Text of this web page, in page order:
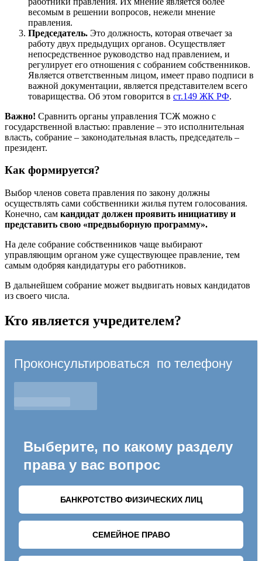
весомым в решении вопросов, нежели мнение
правления.
Председатель. Это должность, которая отвечает за
работу двух предыдущих органов. Осуществляет
непосредственное руководство над правлением, и
регулирует его отношения с собранием собственников.
Является ответственным лицом, имеет право подписи в
важной документации, является представителем всего
товарищества. Об этом говорится в ст.149 ЖК РФ.
Важно! Сравнить органы управления ТСЖ можно с
государственной властью: правление – это исполнительная
власть, собрание – законодательная власть, председатель –
президент.
Как формируется?
Выбор членов совета правления по закону должны
осуществлять сами собственники жилья путем голосования.
Конечно, сам кандидат должен проявить инициативу и
представить свою «предвыборную программу».
На деле собрание собственников чаще выбирают
управляющим органом уже существующее правление, тем
самым одобряя кандидатуры его работников.
В дальнейшем собрание может выдвигать новых кандидатов
из своего числа.
Кто является учредителем?